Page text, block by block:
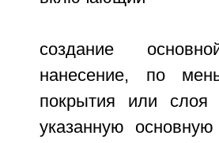
создание
нанесение, по
покрытия или слоя
указанную